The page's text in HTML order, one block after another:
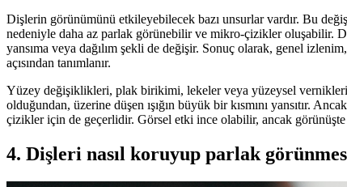
Dişlerin görünümünü etkileyebilecek bazı unsurlar vardır. Bu
nedeniyle daha az parlak görünebilir ve mikro-çizikler oluşabilir.
yansıma veya dağılım şekli de değişir. Sonuç olarak, genel
açısından tanımlanır.
Yüzey değişiklikleri, plak birikimi, lekeler veya yüzeysel
olduğundan, üzerine düşen ışığın büyük bir kısmını yansıtır.
çizikler için de geçerlidir. Görsel etki ince olabilir, ancak
4. Dişleri nasıl koruyup parlak